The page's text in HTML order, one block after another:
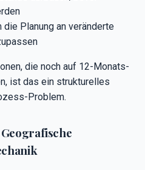
die Planung an veränderte
die noch auf 12-Monats-
ist das ein strukturelles
Problem.